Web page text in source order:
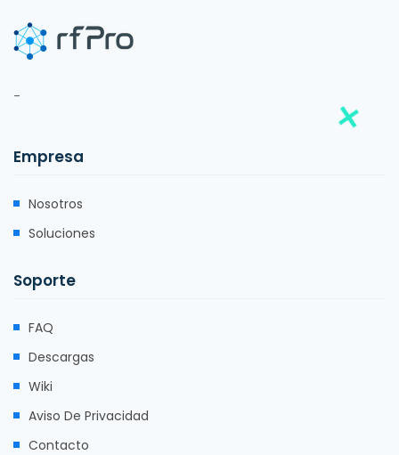
-
Empresa
Nosotros
Soluciones
Soporte
FAQ
Descargas
Wiki
Aviso De Privacidad
Contacto